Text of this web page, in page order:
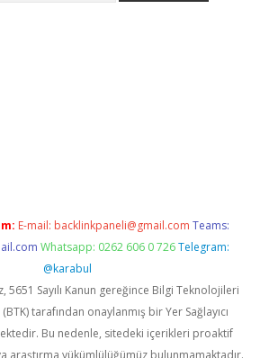
E-mail: backlinkpaneli@gmail.com Teams:
Whatsapp: 0262 606 0 726 Telegram:
@karabul
5651 Sayılı Kanun gereğince Bilgi Teknolojileri
tarafından onaylanmış bir Yer Sağlayıcı
Bu nedenle, sitedeki içerikleri proaktif
araştırma yükümlülüğümüz bulunmamaktadır.